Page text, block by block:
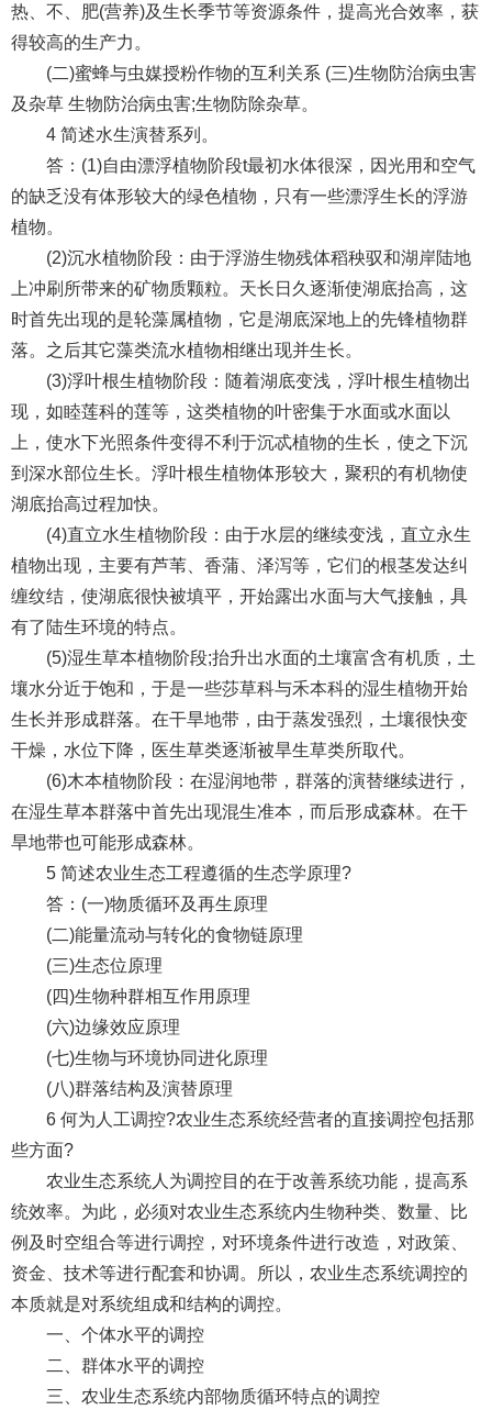
热、不、肥(营养)及生长季节等资源条件，提高光合效率，获
得较高的生产力。
(二)蜜蜂与虫媒授粉作物的互利关系 (三)生物防治病虫害
及杂草 生物防治病虫害;生物防除杂草。
4 简述水生演替系列。
答：(1)自由漂浮植物阶段t最初水体很深，因光用和空气
的缺乏没有体形较大的绿色植物，只有一些漂浮生长的浮游
植物。
(2)沉水植物阶段：由于浮游生物残体稻秧驭和湖岸陆地
上冲刷所带来的矿物质颗粒。天长日久逐渐使湖底抬高，这
时首先出现的是轮藻属植物，它是湖底深地上的先锋植物群
落。之后其它藻类流水植物相继出现并生长。
(3)浮叶根生植物阶段：随着湖底变浅，浮叶根生植物出
现，如睦莲科的莲等，这类植物的叶密集于水面或水面以
上，使水下光照条件变得不利于沉忒植物的生长，使之下沉
到深水部位生长。浮叶根生植物体形较大，聚积的有机物使
湖底抬高过程加快。
(4)直立水生植物阶段：由于水层的继续变浅，直立永生
植物出现，主要有芦苇、香蒲、泽泻等，它们的根茎发达纠
缠纹结，使湖底很快被填平，开始露出水面与大气接触，具
有了陆生环境的特点。
(5)湿生草本植物阶段;抬升出水面的土壤富含有机质，土
壤水分近于饱和，于是一些莎草科与禾本科的湿生植物开始
生长并形成群落。在干旱地带，由于蒸发强烈，土壤很快变
干燥，水位下降，医生草类逐渐被旱生草类所取代。
(6)木本植物阶段：在湿润地带，群落的演替继续进行，
在湿生草本群落中首先出现混生准本，而后形成森林。在干
旱地带也可能形成森林。
5 简述农业生态工程遵循的生态学原理?
答：(一)物质循环及再生原理
(二)能量流动与转化的食物链原理
(三)生态位原理
(四)生物种群相互作用原理
(六)边缘效应原理
(七)生物与环境协同进化原理
(八)群落结构及演替原理
6 何为人工调控?农业生态系统经营者的直接调控包括那
些方面?
农业生态系统人为调控目的在于改善系统功能，提高系
统效率。为此，必须对农业生态系统内生物种类、数量、比
例及时空组合等进行调控，对环境条件进行改造，对政策、
资金、技术等进行配套和协调。所以，农业生态系统调控的
本质就是对系统组成和结构的调控。
一、个体水平的调控
二、群体水平的调控
三、农业生态系统内部物质循环特点的调控